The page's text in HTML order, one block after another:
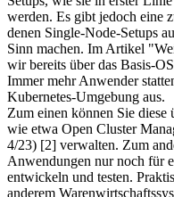
werden. Es gibt jedoch eine
denen Single-Node-Setups
Sinn machen. Im Artikel
wir bereits über das Basis-
Immer mehr Anwender
Kubernetes-Umgebung aus.
Zum einen können Sie diese
wie etwa Open Cluster
4/23) [2] verwalten. Zum
Anwendungen nur noch für
entwickeln und testen.
anderem